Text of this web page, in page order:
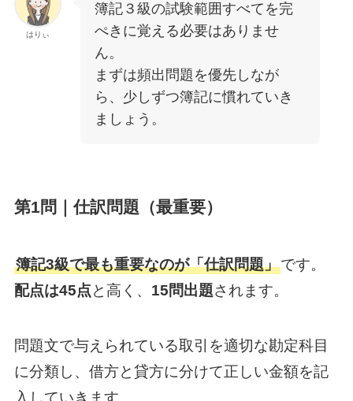
はりぃ
簿記３級の試験範囲すべてを完
ぺきに覚える必要はありませ
ん。
まずは頻出問題を優先しなが
ら、少しずつ簿記に慣れていき
ましょう。
第1問｜仕訳問題（最重要）
簿記3級で最も重要なのが「仕訳問題」です。
配点は45点と高く、 15問出題されます。
問題文で与えられている取引を適切な勘定科目
に分類し、借方と貸方に分けて正しい金額を記
入していきます。